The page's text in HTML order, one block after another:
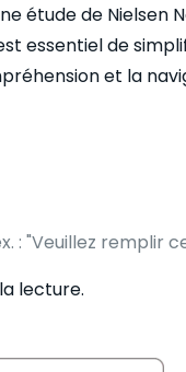
étude de Nielsen
essentiel de
et la
: "Veuillez remplir
lecture.